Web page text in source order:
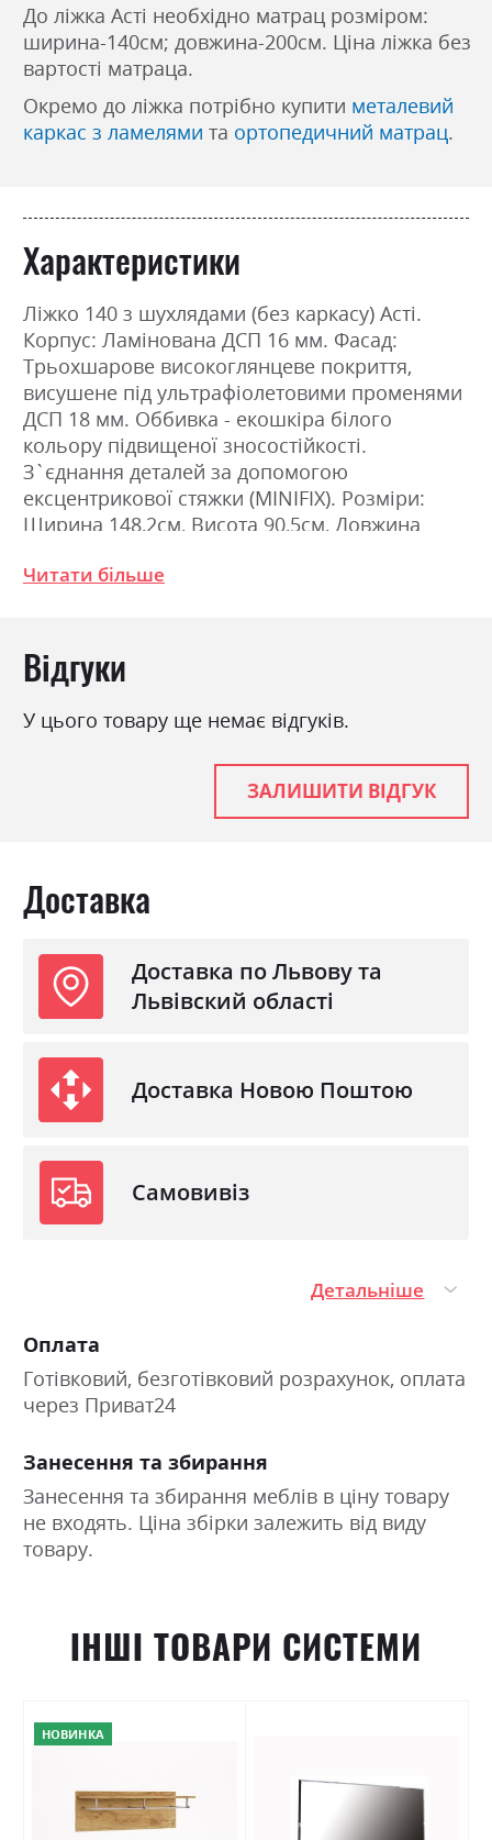
До ліжка Асті необхідно матрац розміром:
ширина-140см; довжина-200см. Ціна ліжка без
вартості матраца.
Окремо до ліжка потрібно купити металевий
каркас з ламелями та ортопедичний матрац.
Характеристики
Ліжко 140 з шухлядами (без каркасу) Асті.
Корпус: Ламінована ДСП 16 мм. Фасад:
Трьохшарове високоглянцеве покриття,
висушене під ультрафіолетовими променями
ДСП 18 мм. Оббивка - екошкіра білого
кольору підвищеної зносостійкості.
З`єднання деталей за допомогою
ексцентрикової стяжки (MINIFIX). Розміри:
Ширина 148,2см, Висота 90,5см, Довжина
Колір (Фасад):
Колір (Корпус):
Колір матеріалу
дуб крафт/білий глянець
мінімалізм, модерн
лакована ДСП
З матрацом
Читати більше
Відгуки
У цього товару ще немає відгуків.
ЗАЛИШИТИ ВІДГУК
Доставка
Доставка по Львову та
Львівский області
Доставка Новою Поштою
Самовивіз
Детальніше
Оплата
Готівковий, безготівковий розрахунок, оплата
через Приват24
Занесення та збирання
Занесення та збирання меблів в ціну товару
не входять. Ціна збірки залежить від виду
товару.
ІНШІ ТОВАРИ СИСТЕМИ
НОВИНКА